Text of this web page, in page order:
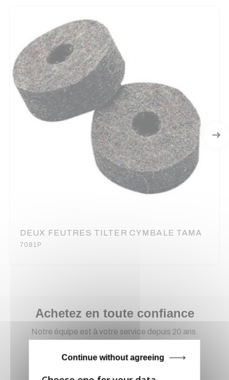
DEUX FEUTRES TILTER CYMBALE TAMA
7081P
Achetez en toute confiance
Notre équipe est à votre service depuis 20 ans.
Livraison via GLS
Continue without agreeing